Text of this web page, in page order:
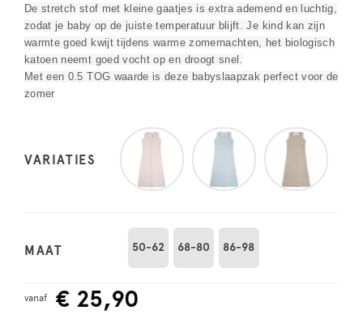
De stretch stof met kleine gaatjes is extra ademend en luchtig,
zodat je baby op de juiste temperatuur blijft. Je kind kan zijn
warmte goed kwijt tijdens warme zomernachten, het biologisch
katoen neemt goed vocht op en droogt snel.
Met een 0.5 TOG waarde is deze babyslaapzak perfect voor de
zomer
VARIATIES
MAAT 50-62 68-80 86-98
vanaf € 25,90